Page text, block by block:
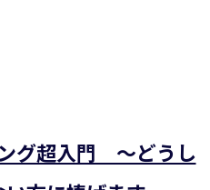
グ超入門 〜どうし